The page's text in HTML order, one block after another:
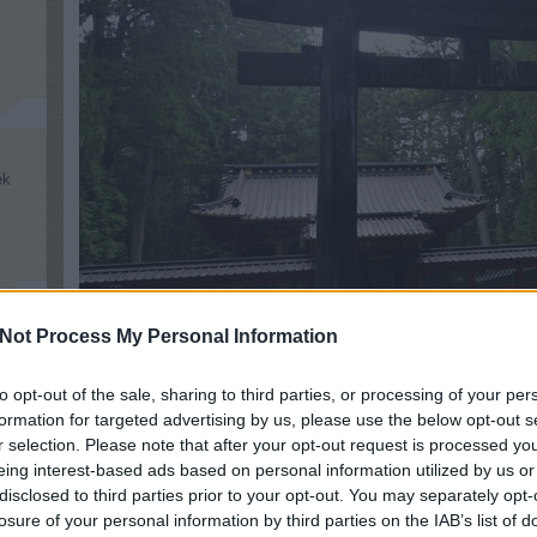
Process My Personal Information
opt-out of the sale, sharing to third parties, or processing of your
for targeted advertising by us, please use the below opt-out
selection. Please note that after your opt-out request is processed
interest-based ads based on personal information utilized by us
to third parties prior to your opt-out. You may separately
of your personal information by third parties on the IAB’s list of
Az első viszontagságok
A távol-keleti országban átéltekről írtam egy könyvet,
pár hét mindennapi életének viszontagságait. Nem írtam